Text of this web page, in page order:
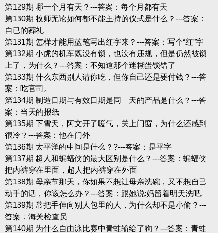
第129期 哪一个月有天？---答案：每个月都有天
第130期 牧师无论如何都不能主持的仪式是什么？---答案：
自已的葬礼
第131期 怎样才能用蓝笔写出红字来？---答案：写个“红”字
第132期 小虎的机车既没有锁，也没有违规，但是仍然被锁
上了，为什么？---答案：不知道那个迷糊蛋锁错了
第133期 什么东西别人请你吃，但你自己还是要付钱？---答
案：吃官司。
第134期 制造日期与有效日期是同一天的产品是什么？---答
案：当天的报纸
第135期 下雪天，阿文开了暖气，关上门窗，为什么还感到
很冷？---答案：他在门外
第136期 太平洋的中间是什么？?---答案：是平字
第137期 超人和蝙蝠侠的最大区别是什么？---答案：蝙蝠侠
把内裤穿在里面，超人把内裤穿在外面
第138期 母亲节那天，你如果不想让母亲洗碗，又不想自己
动手的话，你该怎么办？---答案：跟她说:妈留着明天洗吧.
第139期 常把手伸向别人包里的人，为什么却不是小偷？---
答案：海关检查员
第140期 为什么自由泳比赛中青蛙输给了狗？---答案：青蛙